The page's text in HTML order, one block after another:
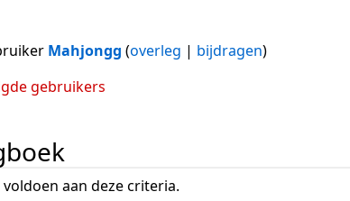
Mahjongg (overleg | bijdragen)
gebruikers
aan deze criteria.